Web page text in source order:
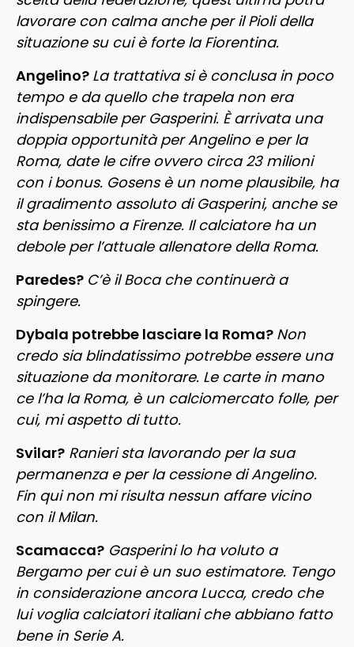
lavorare con calma anche per il Pioli della
situazione su cui è forte la Fiorentina.
Angelino? La trattativa si è conclusa in poco
tempo e da quello che trapela non era
indispensabile per Gasperini. È arrivata una
doppia opportunità per Angelino e per la
Roma, date le cifre ovvero circa 23 milioni
con i bonus. Gosens è un nome plausibile, ha
il gradimento assoluto di Gasperini, anche se
sta benissimo a Firenze. Il calciatore ha un
debole per l’attuale allenatore della Roma.
Paredes? C’è il Boca che continuerà a
spingere.
Dybala potrebbe lasciare la Roma? Non
credo sia blindatissimo potrebbe essere una
situazione da monitorare. Le carte in mano
ce l’ha la Roma, è un calciomercato folle, per
cui, mi aspetto di tutto.
Svilar? Ranieri sta lavorando per la sua
permanenza e per la cessione di Angelino.
Fin qui non mi risulta nessun affare vicino
con il Milan.
Scamacca? Gasperini lo ha voluto a
Bergamo per cui è un suo estimatore. Tengo
in considerazione ancora Lucca, credo che
lui voglia calciatori italiani che abbiano fatto
bene in Serie A.